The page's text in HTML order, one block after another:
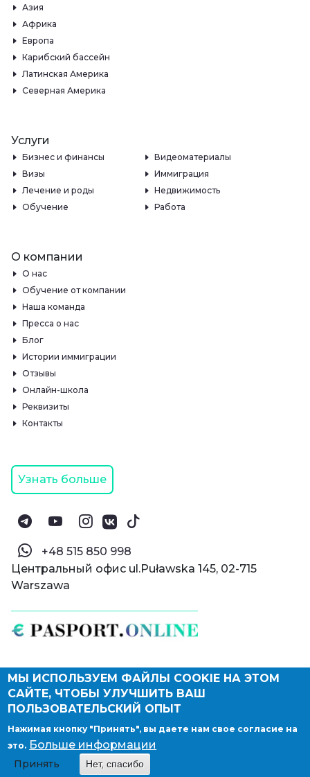
© Паспорт Онлайн 2019—2026
Политика конфиденциальности
Оферта и конфиденциальность:РФ
Правовые документы
Депонирование логотипа компании
Азия
Африка
Европа
Карибский бассейн
Латинская Америка
Северная Америка
Услуги
Бизнес и финансы
Видеоматериалы
Визы
Иммиграция
Лечение и роды
Недвижимость
Обучение
Работа
О компании
О нас
Обучение от компании
Наша команда
Пресса о нас
Блог
Истории иммиграции
Отзывы
Онлайн-школа
Реквизиты
Контакты
Узнать больше
‪+48 515 850 998‬
Центральный офис ul.Puławska 145, 02-715
Warszawa
МЫ ИСПОЛЬЗУЕМ ФАЙЛЫ COOKIE НА ЭТОМ
САЙТЕ, ЧТОБЫ УЛУЧШИТЬ ВАШ
ПОЛЬЗОВАТЕЛЬСКИЙ ОПЫТ
Нажимая кнопку "Принять", вы даете нам свое согласие на
это. Больше информации
Принять Нет, спасибо